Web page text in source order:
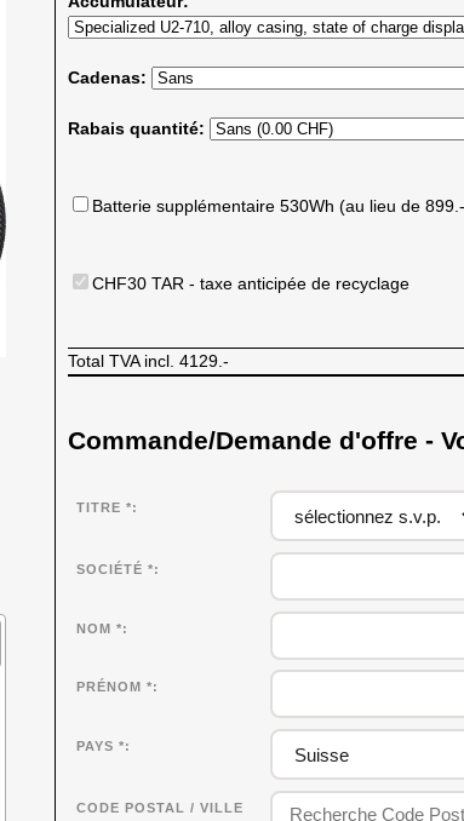
Cadenas:
Rabais quantité:
Batterie supplémentaire 530Wh (au lieu de
CHF30 TAR - taxe anticipée de recyclage
Total TVA incl. 4129.-
Commande/Demande d'offre -
TITRE *
SOCIÉTÉ *
NOM *
PRÉNOM *
PAYS *
CODE POSTAL / VILLE